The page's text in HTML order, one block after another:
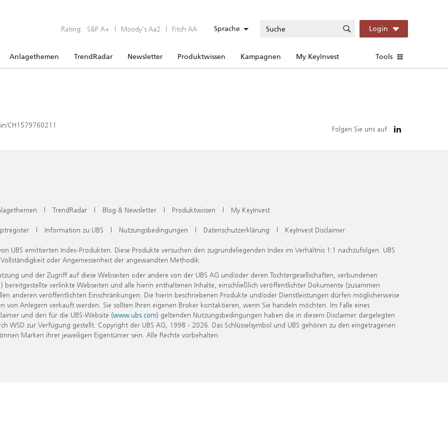
Rating: S&P A+ | Moody’s Aa2 | Fitch AA Sprache Login
Anlagethemen TrendRadar Newsletter Produktwissen Kampagnen My KeyInvest Tools
CH1579760211 Folgen Sie uns auf
| TrendRadar | Blog & Newsletter | Produktwissen | My KeyInvest
| Information zu UBS | Nutzungsbedingungen | Datenschutzerklärung | KeyInvest Disclaimer
UBS emittierten Index-Produkten. Diese Produkte versuchen den zugrundeliegenden Index im Verhältnis 1:1 nachzufolgen. UBS
oder Angemessenheit der angewandten Methodik.
und der Zugriff auf diese Webseiten oder andere von der UBS AG und/oder deren Tochtergesellschaften, verbundenen
verlinkte Webseiten und alle hierin enthaltenen Inhalte, einschließlich veröffentlichter Dokumente (zusammen
anderen veröffentlichten Einschränkungen. Die hierin beschriebenen Produkte und/oder Dienstleistungen dürfen möglicherweise
Anlegern verkauft werden. Sie sollten Ihren eigenen Broker kontaktieren, wenn Sie handeln möchten. Im Falle eines
und den für die UBS-Website (www.ubs.com) geltenden Nutzungsbedingungen haben die in diesem Disclaimer dargelegten
zur Verfügung gestellt. Copyright der UBS AG, 1998 - 2026. Das Schlüsselsymbol und UBS gehören zu den eingetragenen
Marken ihrer jeweiligen Eigentümer sein. Alle Rechte vorbehalten.